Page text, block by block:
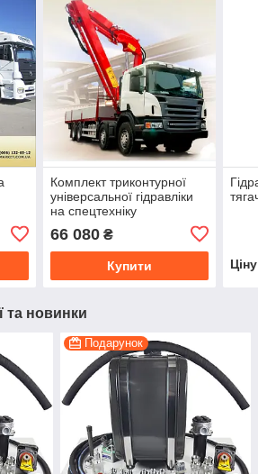
Комплект триконтурної
універсальної гідравліки
на спецтехніку
66 080₴
Купити
та новинки
Подарунок